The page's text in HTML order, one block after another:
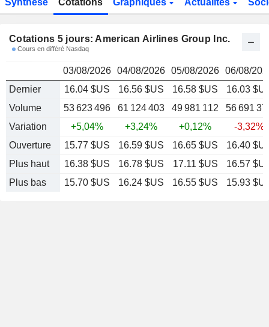
Synthèse Cotations Graphiques Actualités
Cotations 5 jours: American Airlines Group Inc.
Cours en différé Nasdaq
03/08/2026 04/08/2026 05/08/2026 06/08/
Dernier
16.04 $US 16.56 $US 16.58 $US
16.03
Volume
53 623 496 61 124 403 49 981 112
56 691
Variation
+5,04% +3,24% +0,12%
-3,32%
Ouverture
15.77 $US 16.59 $US 16.65 $US
16.40
Plus haut
16.38 $US 16.78 $US 17.11 $US
16.57
Plus bas
15.70 $US 16.24 $US 16.55 $US 15.93